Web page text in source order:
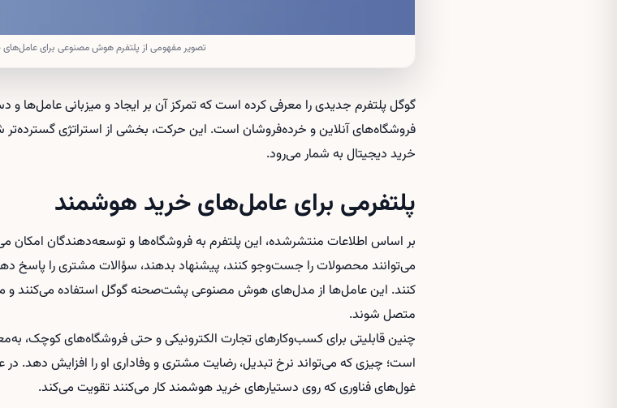
تصویر مفهومی از پلتفرم هوش مصنوعی برای عامل‌های
گوگل پلتفرم جدیدی را معرفی کرده است که تمرکز آن بر ایجاد و میزبانی عامل‌ها
فروشگاه‌های آنلاین و خرده‌فروشان است. این حرکت، بخشی از استراتژی
خرید دیجیتال به شمار می‌رود.
پلتفرمی برای عامل‌های خرید هوشمند
بر اساس اطلاعات منتشرشده، این پلتفرم به فروشگاه‌ها و توسعه‌دهندگان امکان
می‌توانند محصولات را جست‌وجو کنند، پیشنهاد بدهند، سؤالات مشتری را پاسخ
کنند. این عامل‌ها از مدل‌های هوش مصنوعی پشت‌صحنه گوگل استفاده می‌کنند و
متصل شوند.
چنین قابلیتی برای کسب‌وکارهای تجارت الکترونیکی و حتی فروشگاه‌های کوچک،
است؛ چیزی که می‌تواند نرخ تبدیل، رضایت مشتری و وفاداری او را افزایش دهد. در
غول‌های فناوری که روی دستیارهای خرید هوشمند کار می‌کنند تقویت می‌کند.